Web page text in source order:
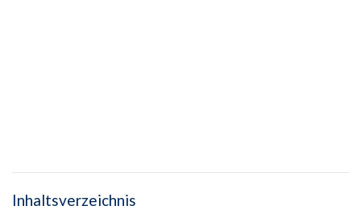
Inhaltsverzeichnis